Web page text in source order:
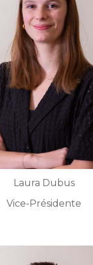
Laura Dubus
Vice-Présidente